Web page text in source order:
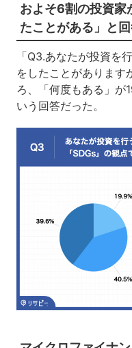
およそ6割の投資家
たことがある」と
「Q3.あなたが投資を
をしたことがあります
ろ、「何度もある」が
いう回答だった。